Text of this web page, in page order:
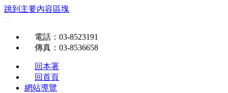
跳到主要內容區塊
電話 ：03-8523191
傳真 ：03-8536658
回本署
回首頁
網站導覽